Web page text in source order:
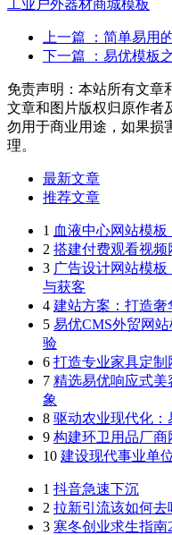
工业户外器材商城模板
上一篇
：简单易用
下一篇
：易优模板
免责声明：本站所有文章
文章和图片版权归原作者
勿用于商业用途，如果损
理。
最新文章
推荐文章
1 血液中心网站模
2 搭建付费观看视
3 广告设计网站模
与获客
4 建站方案：打造
5 易优CMS外贸网
验
6 打造专业家具定制
7 精选易优响应式
象
8 驱动农业现代化
9 构建环卫用品厂
10 建设现代事业单
1 抖音急速下沉
2 拉新引流该如何
3 寒冬创业求生指